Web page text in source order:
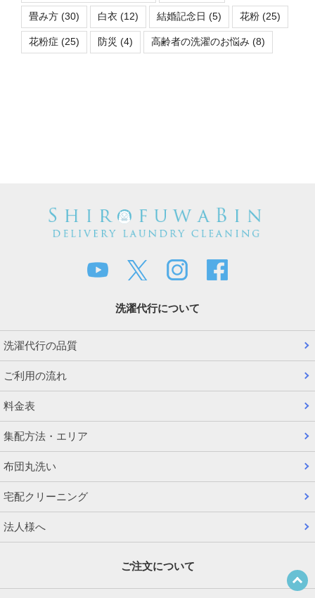
畳み方 (30) 白衣 (12) 結婚記念日 (5) 花粉 (25)
花粉症 (25) 防災 (4) 高齢者の洗濯のお悩み (8)
洗濯代行について
洗濯代行の品質
ご利用の流れ
料金表
集配方法・エリア
布団丸洗い
宅配クリーニング
法人様へ
ご注文について